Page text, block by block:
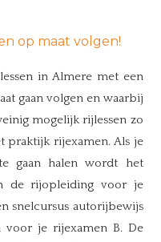
op maat volgen!
in Almere met een
gaan volgen en waarbij
mogelijk rijlessen zo
praktijk rijexamen. Als je
gaan halen wordt het
de rijopleiding voor je
snelcursus autorijbewijs
voor je rijexamen B. De